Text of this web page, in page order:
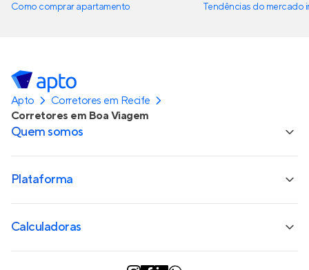
Como comprar apartamento
Tendências do mercado
Apto
Corretores em Recife
Corretores em Boa Viagem
Quem somos
Plataforma
Calculadoras